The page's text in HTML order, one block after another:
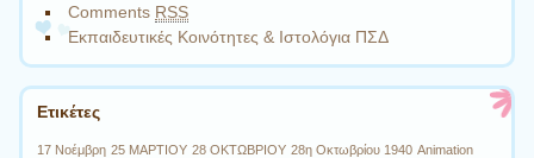
Comments RSS
Εκπαιδευτικές Κοινότητες & Ιστολόγια ΠΣΔ
Ετικέτες
17 Νοέμβρη 25 ΜΑΡΤΙΟΥ 28 ΟΚΤΩΒΡΙΟΥ 28η Οκτωβρίου 1940 Animation